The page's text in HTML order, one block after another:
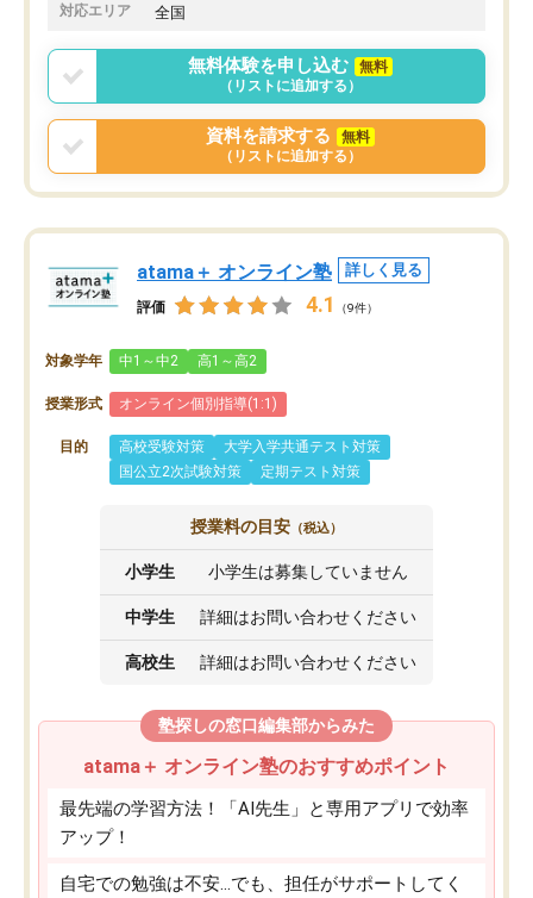
対応エリア 全国
無料体験を申し込む
無料
（リストに追加する）
資料を請求する
無料
（リストに追加する）
atama＋ オンライン塾 詳しく見る
評価 4.1 （9件）
対象学年 中1～中2 高1～高2
授業形式 オンライン個別指導(1:1)
目的 高校受験対策
大学入学共通テスト対策
国公立2次試験対策
定期テスト対策
授業料の目安 （税込）
小学生 小学生は募集していません
中学生 詳細はお問い合わせください
高校生 詳細はお問い合わせください
塾探しの窓口編集部からみた
atama＋ オンライン塾のおすすめポイント
最先端の学習方法！「AI先生」と専用アプリで効率
アップ！
自宅での勉強は不安…でも、担任がサポートしてく